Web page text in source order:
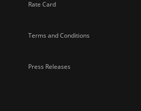
Rate Card
Terms and Conditions
Press Releases